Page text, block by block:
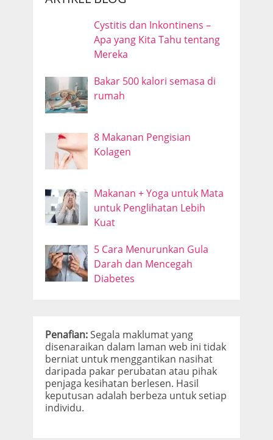
Cystitis dan Inkontinens –
Apa yang Kita Tahu tentang
Mereka
Bakar 500 kalori semasa di
rumah
8 Makanan Pengisian
Kolagen
Makanan + Yoga untuk Mata
untuk Penglihatan Lebih
Kuat
5 Cara Menurunkan Gula
Darah dan Mencegah
Diabetes
Penafian:Segala maklumat yang
disenaraikan dalam laman web ini tidak
berniat untuk menggantikan nasihat
daripada pakar perubatan atau pihak
penjaga kesihatan berlesen. Hasil
keputusan adalah berbeza untuk setiap
individu.